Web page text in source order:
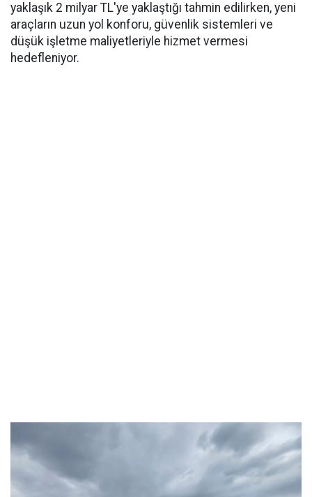
yaklaşık 2 milyar TL'ye yaklaştığı tahmin edilirken, yeni
araçların uzun yol konforu, güvenlik sistemleri ve
düşük işletme maliyetleriyle hizmet vermesi
hedefleniyor.